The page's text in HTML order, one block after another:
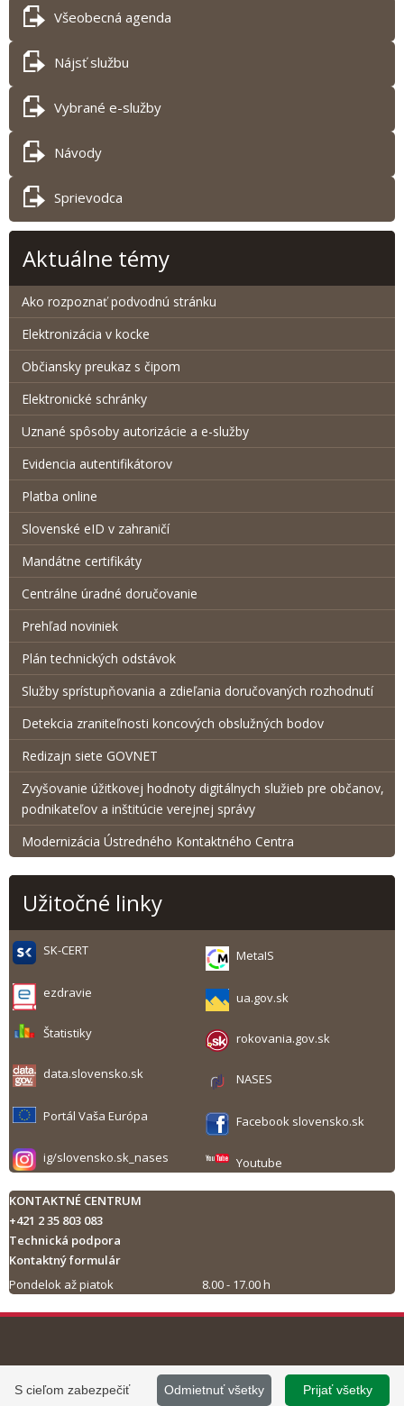
Všeobecná agenda
Nájsť službu
Vybrané e-služby
Návody
Sprievodca
Aktuálne témy
Ako rozpoznať podvodnú stránku
Elektronizácia v kocke
Občiansky preukaz s čipom
Elektronické schránky
Uznané spôsoby autorizácie a e-služby
Evidencia autentifikátorov
Platba online
Slovenské eID v zahraničí
Mandátne certifikáty
Centrálne úradné doručovanie
Prehľad noviniek
Plán technických odstávok
Služby sprístupňovania a zdieľania doručovaných rozhodnutí
Detekcia zraniteľnosti koncových obslužných bodov
Redizajn siete GOVNET
Zvyšovanie úžitkovej hodnoty digitálnych služieb pre občanov,
podnikateľov a inštitúcie verejnej správy
Modernizácia Ústredného Kontaktného Centra
Užitočné linky
SK-CERT MetaIS
ezdravie ua.gov.sk
Štatistiky rokovania.gov.sk
data.slovensko.sk NASES
Portál Vaša Európa Facebook slovensko.sk
ig/slovensko.sk_nases Youtube
KONTAKTNÉ CENTRUM
+421 2 35 803 083
Technická podpora
Kontaktný formulár
Pondelok až piatok
8.00 - 17.00 h
Tlač obsahu
©2013 - 2026, Slovensko.sk
Prevádzku stránky
Prijať všetky
Odmietnuť všetky
S cieľom zabezpečiť